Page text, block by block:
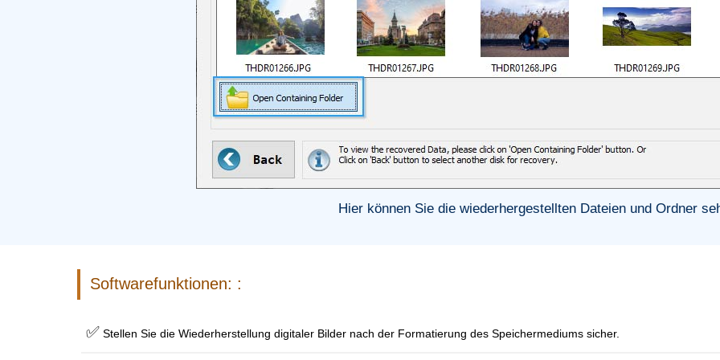
Hier können Sie die wiederhergestellten Dateien und Ordner
Softwarefunktionen: :
✅ Stellen Sie die Wiederherstellung digitaler Bilder nach der Formatierung des Speichermediums sicher.